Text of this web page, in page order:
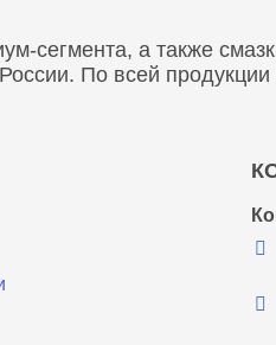
сегмента, а также
По всей